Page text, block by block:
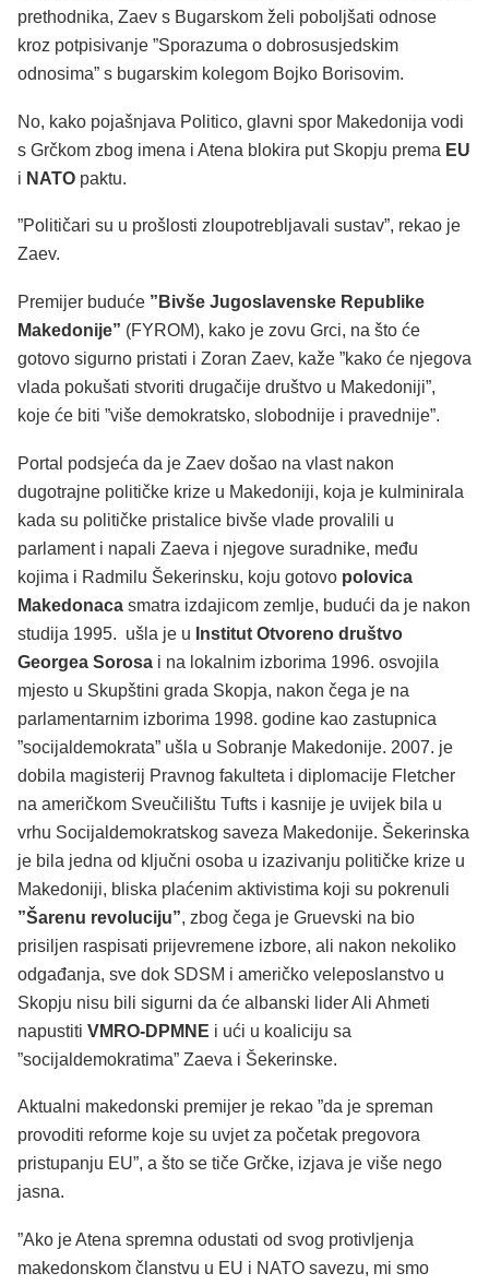
prethodnika, Zaev s Bugarskom želi poboljšati odnose
kroz potpisivanje ”Sporazuma o dobrosusjedskim
odnosima” s bugarskim kolegom Bojko Borisovim.
No, kako pojašnjava Politico, glavni spor Makedonija vodi
s Grčkom zbog imena i Atena blokira put Skopju prema EU
i NATO paktu.
”Političari su u prošlosti zloupotrebljavali sustav”, rekao je
Zaev.
Premijer buduće ”Bivše Jugoslavenske Republike
Makedonije” (FYROM), kako je zovu Grci, na što će
gotovo sigurno pristati i Zoran Zaev, kaže ”kako će njegova
vlada pokušati stvoriti drugačije društvo u Makedoniji”,
koje će biti ”više demokratsko, slobodnije i pravednije”.
Portal podsjeća da je Zaev došao na vlast nakon
dugotrajne političke krize u Makedoniji, koja je kulminirala
kada su političke pristalice bivše vlade provalili u
parlament i napali Zaeva i njegove suradnike, među
kojima i Radmilu Šekerinsku, koju gotovo polovica
Makedonaca smatra izdajicom zemlje, budući da je nakon
studija 1995. ušla je u Institut Otvoreno društvo
Georgea Sorosa i na lokalnim izborima 1996. osvojila
mjesto u Skupštini grada Skopja, nakon čega je na
parlamentarnim izborima 1998. godine kao zastupnica
”socijaldemokrata” ušla u Sobranje Makedonije. 2007. je
dobila magisterij Pravnog fakulteta i diplomacije Fletcher
na američkom Sveučilištu Tufts i kasnije je uvijek bila u
vrhu Socijaldemokratskog saveza Makedonije. Šekerinska
je bila jedna od ključni osoba u izazivanju političke krize u
Makedoniji, bliska plaćenim aktivistima koji su pokrenuli
”Šarenu revoluciju”, zbog čega je Gruevski na bio
prisiljen raspisati prijevremene izbore, ali nakon nekoliko
odgađanja, sve dok SDSM i američko veleposlanstvo u
Skopju nisu bili sigurni da će albanski lider Ali Ahmeti
napustiti VMRO-DPMNE i ući u koaliciju sa
”socijaldemokratima” Zaeva i Šekerinske.
Aktualni makedonski premijer je rekao ”da je spreman
provoditi reforme koje su uvjet za početak pregovora
pristupanju EU”, a što se tiče Grčke, izjava je više nego
jasna.
”Ako je Atena spremna odustati od svog protivljenja
makedonskom članstvu u EU i NATO savezu, mi smo